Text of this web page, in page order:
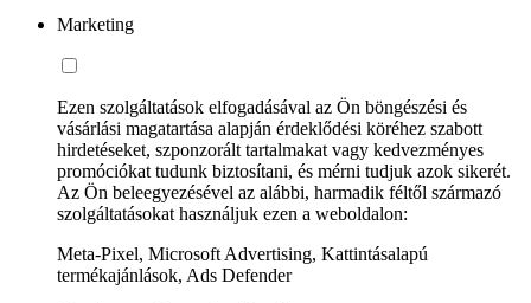
Marketing
Ezen szolgáltatások elfogadásával az Ön böngészési és
vásárlási magatartása alapján érdeklődési köréhez szabott
hirdetéseket, szponzorált tartalmakat vagy kedvezményes
promóciókat tudunk biztosítani, és mérni tudjuk azok sikerét.
Az Ön beleegyezésével az alábbi, harmadik féltől származó
szolgáltatásokat használjuk ezen a weboldalon:
Meta-Pixel, Microsoft Advertising, Kattintásalapú
termékajánlások, Ads Defender